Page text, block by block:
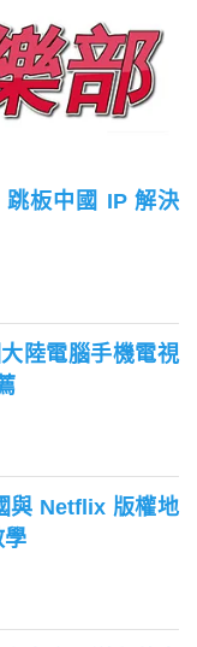
板中國 IP 解決
陸電腦手機電視
與 Netflix 版權地
學